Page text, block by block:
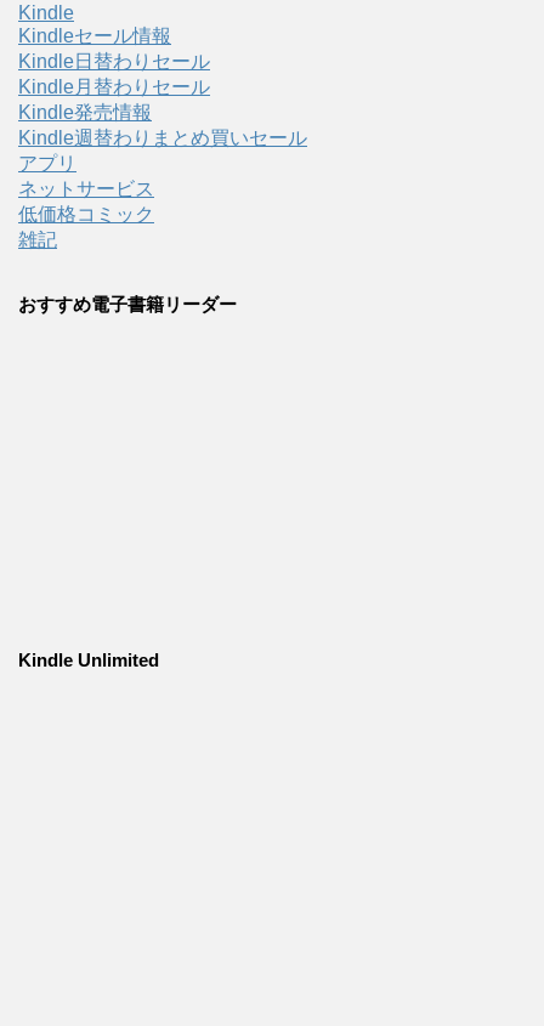
Kindle
Kindleセール情報
Kindle日替わりセール
Kindle月替わりセール
Kindle発売情報
Kindle週替わりまとめ買いセール
アプリ
ネットサービス
低価格コミック
雑記
おすすめ電子書籍リーダー
Kindle Unlimited